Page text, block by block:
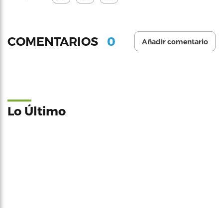
COMENTARIOS 0 Añadir comentario
Lo Último